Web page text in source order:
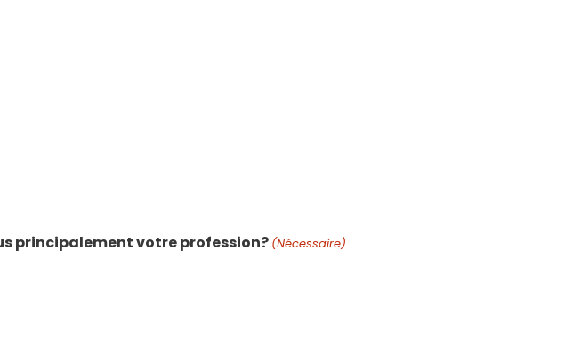
principalement votre profession? (Nécessaire)